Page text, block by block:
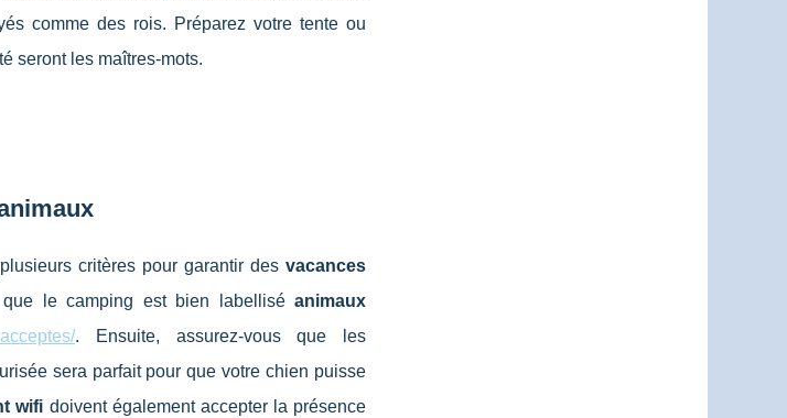
comme des rois. Préparez votre tente ou
seront les maîtres-mots.
critères pour garantir desvacances
le camping est bien labellisé animaux
. Ensuite, assurez-vous que les
sera parfait pour que votre chien puisse
wifi doivent également accepter la présence